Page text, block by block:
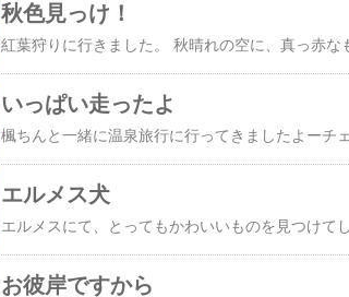
秋色見っけ！
いっぱい走ったよ
エルメス犬
お彼岸ですから